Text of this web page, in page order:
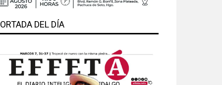
DEL DÍA